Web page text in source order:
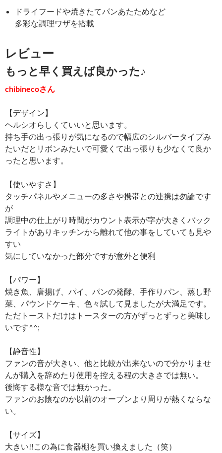
ドライフードや焼きたてパンあたためなど
多彩な調理ワザを搭載
レビュー
もっと早く買えば良かった♪
chibinecoさん
【デザイン】
ヘルシオらしくていいと思います。
持ち手の出っ張りが気になるので幅広のシルバータイプみ
たいだとリボンみたいで可愛くて出っ張りも少なくて良か
ったと思います。
【使いやすさ】
タッチパネルやメニューの多さや携帯との連携は勿論です
が
調理中の仕上がり時間がカウント表示が字が大きくバック
ライトがありキッチンから離れて他の事をしていても見や
すい
気にしていなかった部分ですが意外と便利
【パワー】
焼き魚、唐揚げ、パイ、パンの発酵、手作りパン、蒸し野
菜、パウンドケーキ、色々試して見ましたが大満足です。
ただトーストだけはトースターの方がずっとずっと美味し
いです^^;
【静音性】
ファンの音が大きい、他と比較が出来ないので分かりませ
んが購入を辞めたり使用を控える程の大きさでは無い。
後悔する様な音では無かった。
ファンのお陰なのか以前のオーブンより周りが熱くならな
い。
【サイズ】
大きい!!この為に食器棚を買い換えました（笑）